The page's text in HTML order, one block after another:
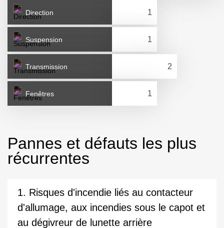
Direction
Suspension
Transmission
Fenêtres
Pannes et défauts les plus
récurrentes
1. Risques d'incendie liés au contacteur
d'allumage, aux incendies sous le capot et
au dégivreur de lunette arrière